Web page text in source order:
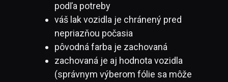
podľa potreby
váš lak vozidla je chránený pred
nepriazňou počasia
pôvodná farba je zachovaná
zachovaná je aj hodnota vozidla
(správnym výberom fólie sa môže